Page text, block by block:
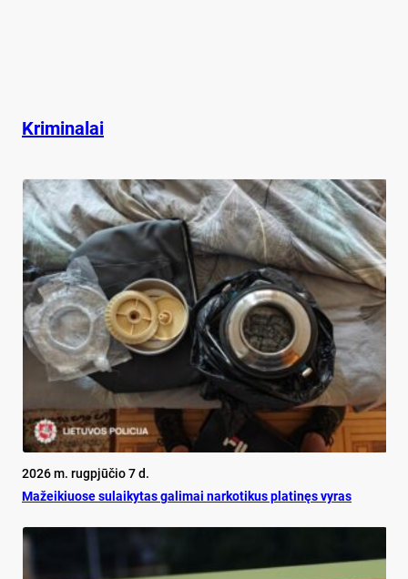
Kriminalai
2026 m. rugpjūčio 7 d.
Mažeikiuose sulaikytas galimai narkotikus platinęs vyras